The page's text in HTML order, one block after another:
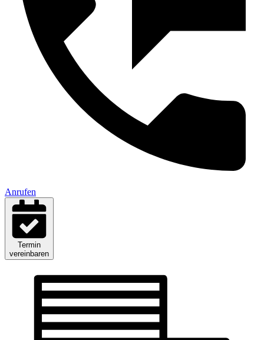
Anrufen
Termin
vereinbaren